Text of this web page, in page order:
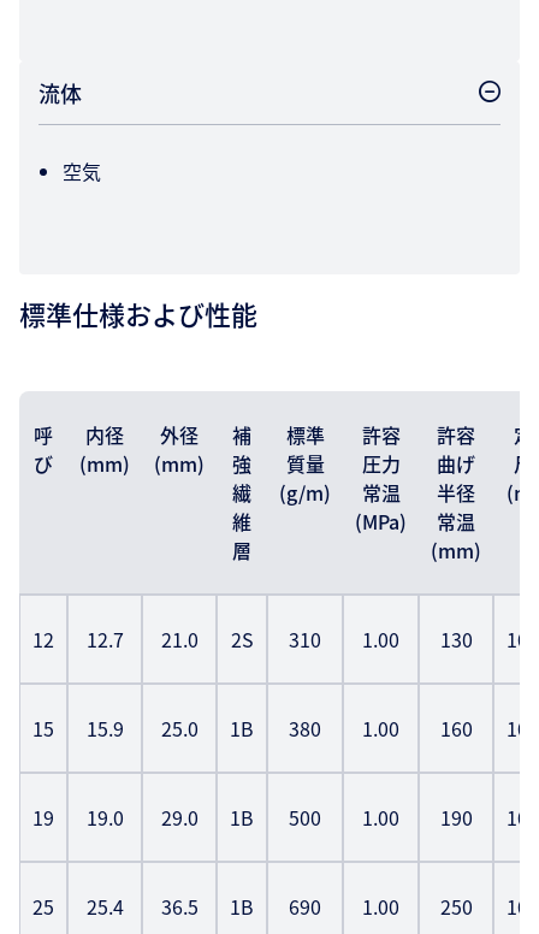
流体
空気
標準仕様および性能
呼
び
内径
(mm)
外径
(mm)
補
強
繊
維
層
標準
質量
(g/m)
許容
圧力
常温
(MPa)
許容
曲げ
半径
常温
(mm)
定
尺
(m)
12 12.7 21.0 2S 310 1.00 130 100
15 15.9 25.0 1B 380 1.00 160 100
19 19.0 29.0 1B 500 1.00 190 100
25 25.4 36.5 1B 690 1.00 250 100